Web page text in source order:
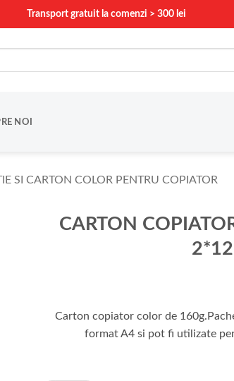
Transport gratuit la comenzi > 300 lei
NOI
SI CARTON COLOR PENTRU COPIATOR
CARTON
Carton copiator color de
format A4 si pot fi utilizate